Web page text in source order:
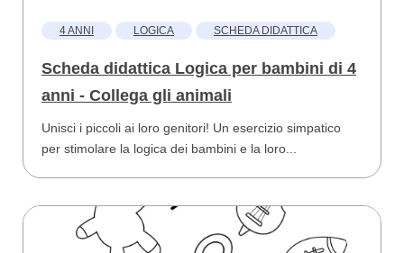
4 ANNI LOGICA SCHEDA DIDATTICA
Scheda didattica Logica per bambini di 4
anni - Collega gli animali
Unisci i piccoli ai loro genitori! Un esercizio simpatico
per stimolare la logica dei bambini e la loro...